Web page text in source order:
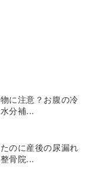
に注意？お腹の冷
分補...
のに産後の尿漏れ
骨院...